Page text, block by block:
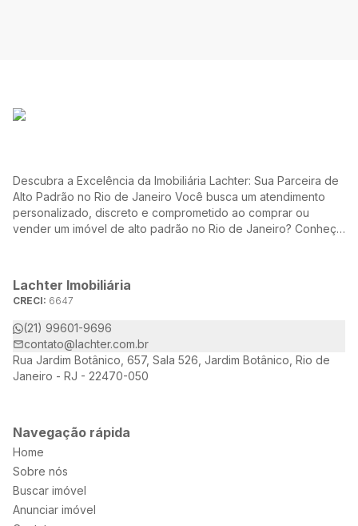
Descubra a Excelência da Imobiliária Lachter: Sua Parceira de
Alto Padrão no Rio de Janeiro Você busca um atendimento
personalizado, discreto e comprometido ao comprar ou
vender um imóvel de alto padrão no Rio de Janeiro? Conheça
necessidades e desejos.
Lachter Imobiliária
CRECI: 6647
(21) 99601-9696
contato@lachter.com.br
Rua Jardim Botânico, 657, Sala 526, Jardim Botânico, Rio de
Janeiro - RJ - 22470-050
Navegação rápida
Home
Sobre nós
Buscar imóvel
Anunciar imóvel